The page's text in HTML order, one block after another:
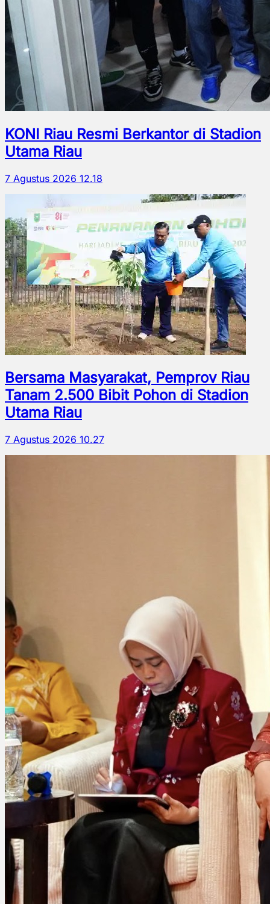
KONI Riau Resmi Berkantor di Stadion
Utama Riau
7 Agustus 2026 12.18
Bersama Masyarakat, Pemprov Riau
Tanam 2.500 Bibit Pohon di Stadion
Utama Riau
7 Agustus 2026 10.27